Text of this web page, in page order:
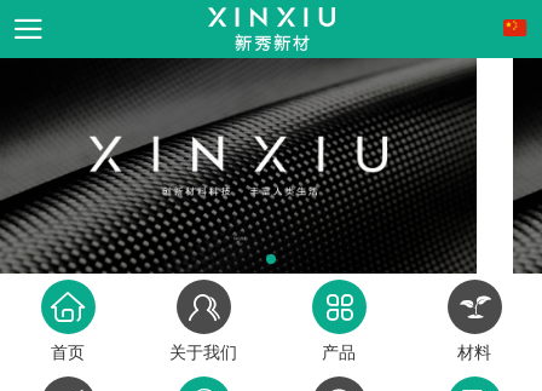
首页 关于我们 产品 材料